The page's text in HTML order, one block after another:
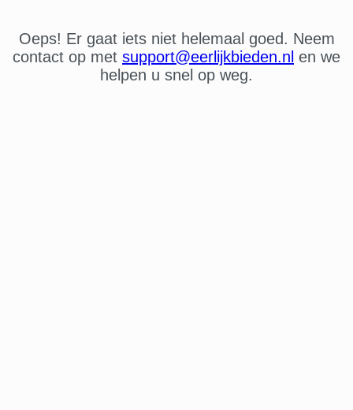
Oeps! Er gaat iets niet helemaal goed. Neem
contact op met support@eerlijkbieden.nl en we
helpen u snel op weg.